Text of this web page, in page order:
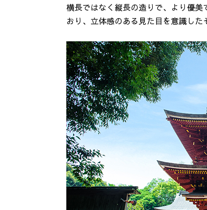
横長ではなく縦長の造りで、より優
おり、立体感のある見た目を意識した